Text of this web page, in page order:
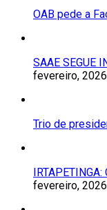
OAB pede a
SAAE SEGUE
fevereiro, 2026
Trio de
IRTAPETINGA:
fevereiro, 2026